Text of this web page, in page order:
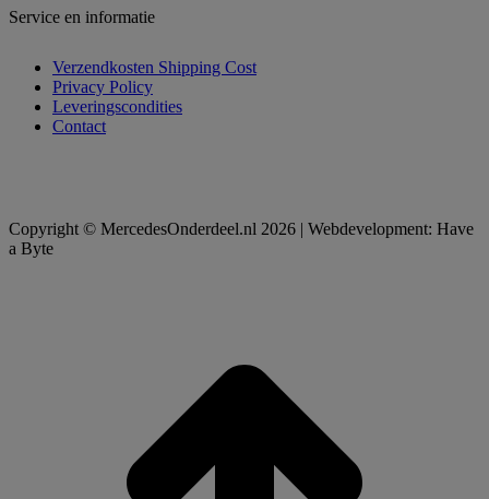
Service en informatie
Verzendkosten Shipping Cost
Privacy Policy
Leveringscondities
Contact
Copyright © MercedesOnderdeel.nl 2026 | Webdevelopment: Have
a Byte